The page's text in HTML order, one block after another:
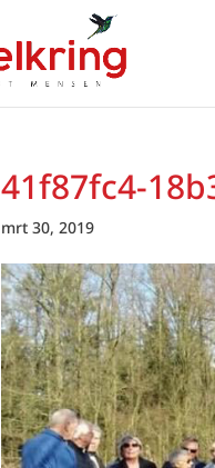
41f87fc4-
mrt 30, 2019